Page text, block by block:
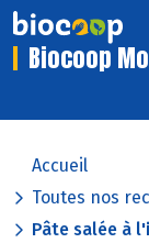
Biocoop
Accueil
Toutes nos
Pâte salée à